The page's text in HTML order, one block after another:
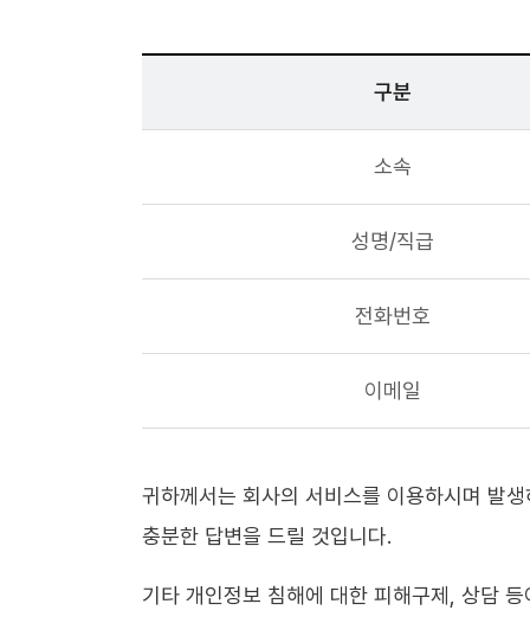
구분
소속
성명/직급
전화번호
이메일
귀하께서는 회사의 서비스를 이용하시며 발
충분한 답변을 드릴 것입니다.
기타 개인정보 침해에 대한 피해구제, 상담